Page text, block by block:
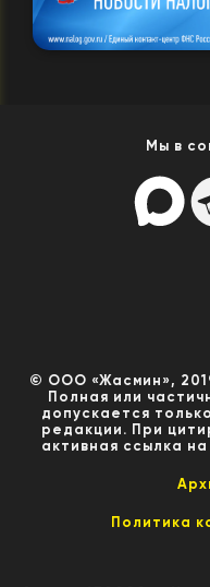
Мы в
© ООО «Жасмин»,
Полная или
допускается
редакции. При
активная ссылка
Политика